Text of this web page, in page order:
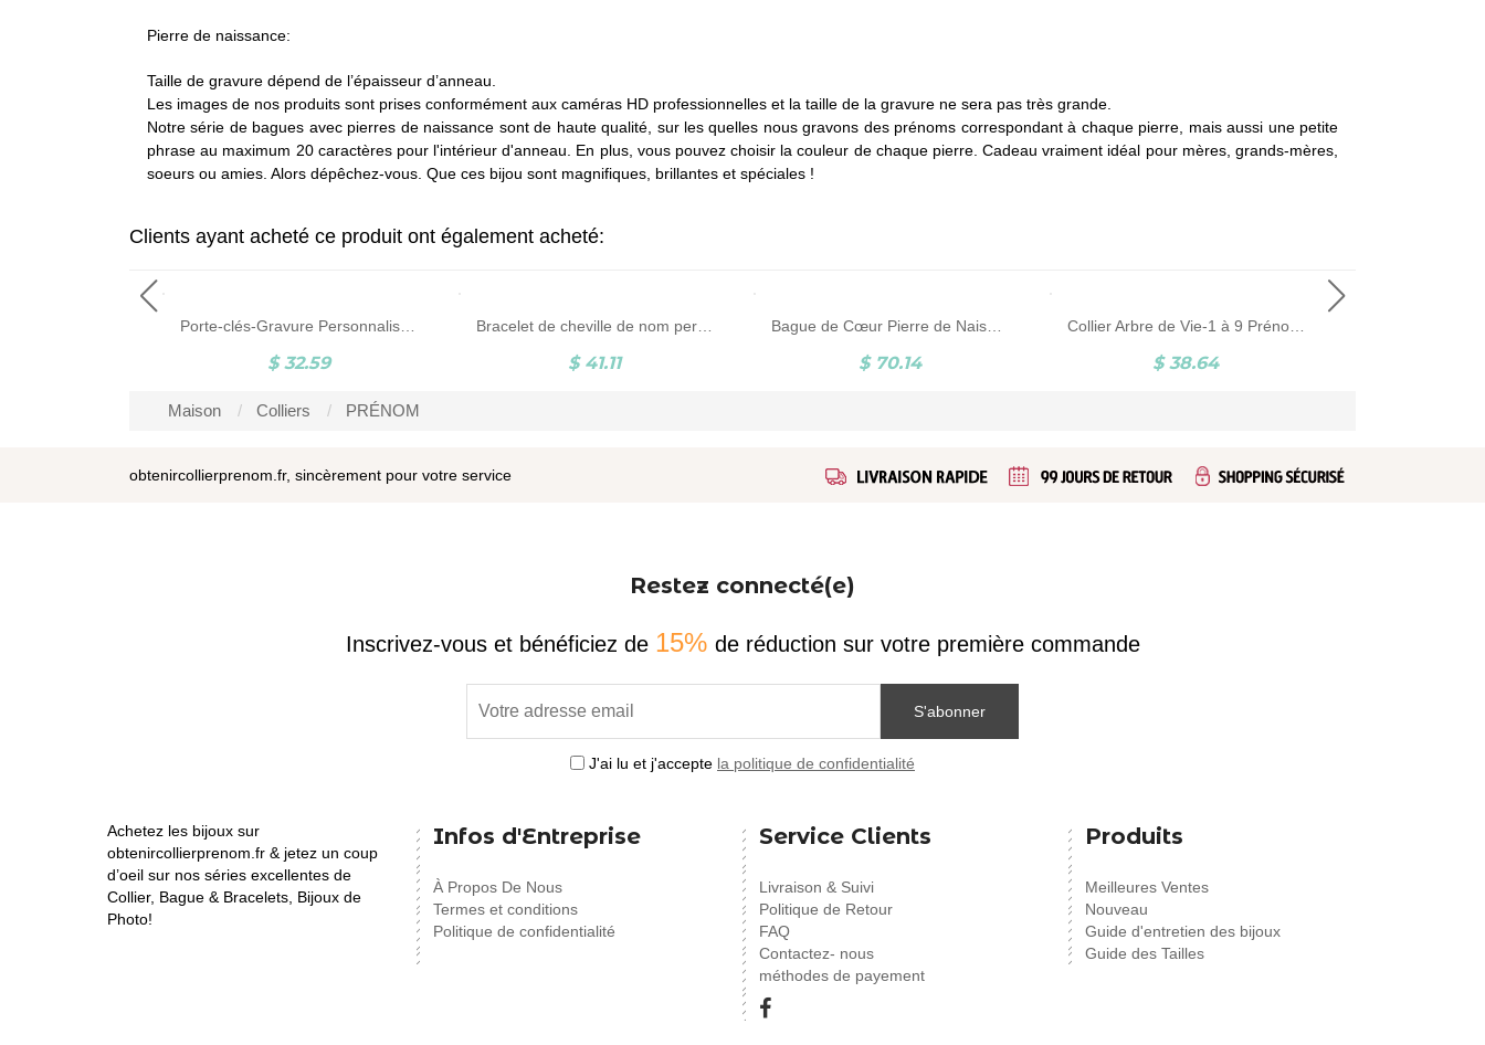
Pierre de naissance:
Taille de gravure dépend de l’épaisseur d’anneau.
Les images de nos produits sont prises conformément aux caméras HD professionnelles et la taille de la gravure ne sera pas très grande.
Notre série de bagues avec pierres de naissance sont de haute qualité, sur les quelles nous gravons des prénoms correspondant à chaque pierre, mais aussi une petite
phrase au maximum 20 caractères pour l'intérieur d'anneau. En plus, vous pouvez choisir la couleur de chaque pierre. Cadeau vraiment idéal pour mères, grands-mères,
soeurs ou amies. Alors dépêchez-vous. Que ces bijou sont magnifiques, brillantes et spéciales !
Clients ayant acheté ce produit ont également acheté:
$ 32.59
Bracelet de cheville de nom personnalisé
$ 41.11 $ 70.14
Collier Arbre de Vie-1 à 9 Prénoms-Argent
$ 38.64
Maison Colliers PRÉNOM
obtenircollierprenom.fr, sincèrement pour votre service
Restez connecté(e)
Inscrivez-vous et bénéficiez de 15% de réduction sur votre première commande
S'abonner
J'ai lu et j'accepte la politique de confidentialité
Achetez les bijoux sur
obtenircollierprenom.fr & jetez un coup
d’oeil sur nos séries excellentes de
Collier, Bague & Bracelets, Bijoux de
Photo!
Infos d'Entreprise
À Propos De Nous
Termes et conditions
Politique de confidentialité
Service Clients
Livraison & Suivi
Politique de Retour
FAQ
Contactez- nous
méthodes de payement
Produits
Meilleures Ventes
Nouveau
Guide d'entretien des bijoux
Guide des Tailles